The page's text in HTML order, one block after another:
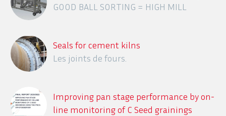
GOOD BALL SORTING = HIGH MILL
Seals for cement kilns
Les joints de fours.
Improving pan stage performance by on-
line monitoring of C Seed grainings